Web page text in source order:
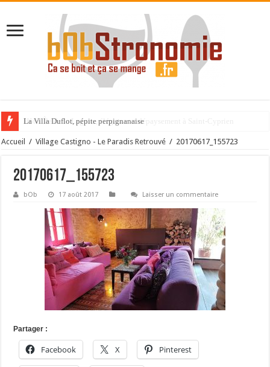
La Villa Duflot, pépite perpignanaise
Accueil / Village Castigno - Le Paradis Retrouvé / 20170617_155723
20170617_155723
bOb 17 août 2017 Laisser un commentaire
Partager :
Facebook X Pinterest